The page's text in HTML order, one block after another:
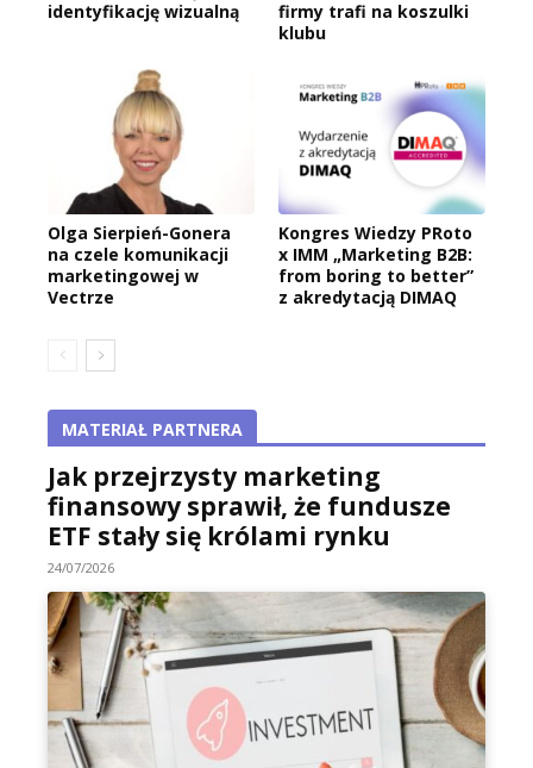
identyfikację wizualną
firmy trafi na koszulki
klubu
Olga Sierpień-Gonera
na czele komunikacji
marketingowej w
Vectrze
Kongres Wiedzy PRoto
x IMM „Marketing B2B:
from boring to better”
z akredytacją DIMAQ
MATERIAŁ PARTNERA
Jak przejrzysty marketing
finansowy sprawił, że fundusze
ETF stały się królami rynku
24/07/2026